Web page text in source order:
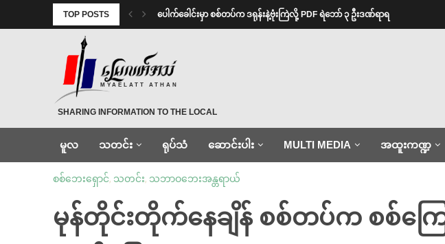
TOP POSTS ⁩ ⁨ပေါက်ခေါင်းမှာ စစ်တပ်က ဒရုန်းနဲ့ဗုံးကြဲလို့ PDF ရဲဘော် ၃ ဦးဒဏ်ရာရ
MYAELATT ATHAN
SHARING INFORMATION TO THE LOCAL
မူလ သတင်း ရုပ်သံ ဆောင်းပါး MULTI MEDIA အထူးကဏ္ဍ
စစ်ဘေးရှောင်, သတင်း, သဘာဝဘေးအန္တရာယ်
မုန်တိုင်းတိုက်နေချိန် စစ်တပ်က စစ်ကြ